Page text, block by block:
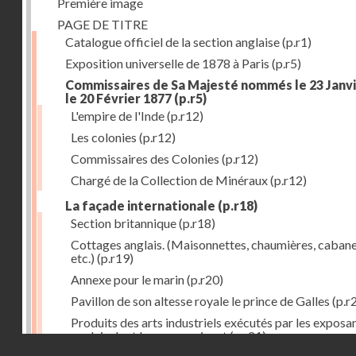
PAGE DE TITRE
Catalogue officiel de la section anglaise(p.r1)
Exposition universelle de 1878 à Paris (p.r5)
Commissaires de Sa Majesté nommés le 23
le 20 Février 1877 (p.r5)
L'empire de l'Inde(p.r12)
Les colonies (p.r12)
Commissaires des Colonies (p.r12)
Chargé de la Collection de Minéraux(p.r12)
La façade internationale (p.r18)
Section britannique(p.r18)
Cottages anglais. (Maisonnettes, chaumières,
etc.) (p.r19)
Annexe pour le marin(p.r20)
Pavillon de son altesse royale le prince de Galles
Produits des arts industriels exécutés par les
anglais dont les noms suivent(p.r21)